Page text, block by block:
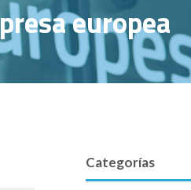
europea
Categorías